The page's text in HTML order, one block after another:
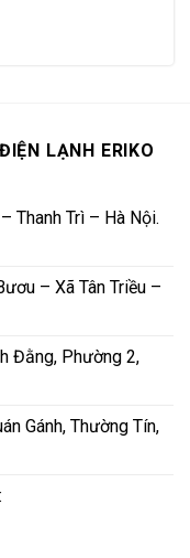
LẠNH ERIKO
Thanh Trì – Hà Nội.
– Xã Tân Triều –
Đằng, Phường 2,
Gánh, Thường Tín,